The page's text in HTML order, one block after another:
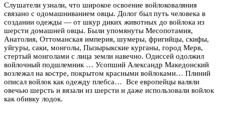
Слушатели узнали, что широкое освоение войлоковаляния
связано с одомашниванием овцы. Долог был путь человека в
создании одежды — от шкур диких животных до войлока из
шерсти домашней овцы. Были упомянуты Месопотамия,
Анатолия, Оттоманская империя, шумеры, фригийцы, скифы,
уйгуры, саки, монголы, Пызырыкские курганы, город Мерв,
стертый монголами с лица земли навечно. Одиссей одолжил
войлочный подшлемник … Усопший Александр Македонский
возлежал на костре, покрытом красными войлоками… Плиний
описал войлок как одежду плебса… Все европейцы валяли
овечью шерсть и вязали из шерсти и даже использовали войлок
как обивку лодок.